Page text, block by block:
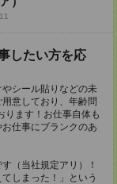
したい方を応
シール貼りなどの未
意しており、年齢問
ります！お仕事自体も
仕事にブランクのあ
（当社規定アリ）！
しまった！」という